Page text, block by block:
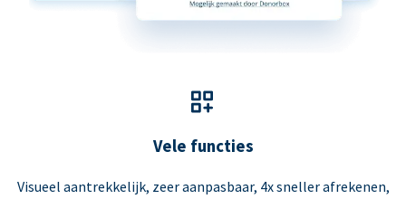
Vele functies
Visueel aantrekkelijk, zeer aanpasbaar, 4x sneller afrekenen,